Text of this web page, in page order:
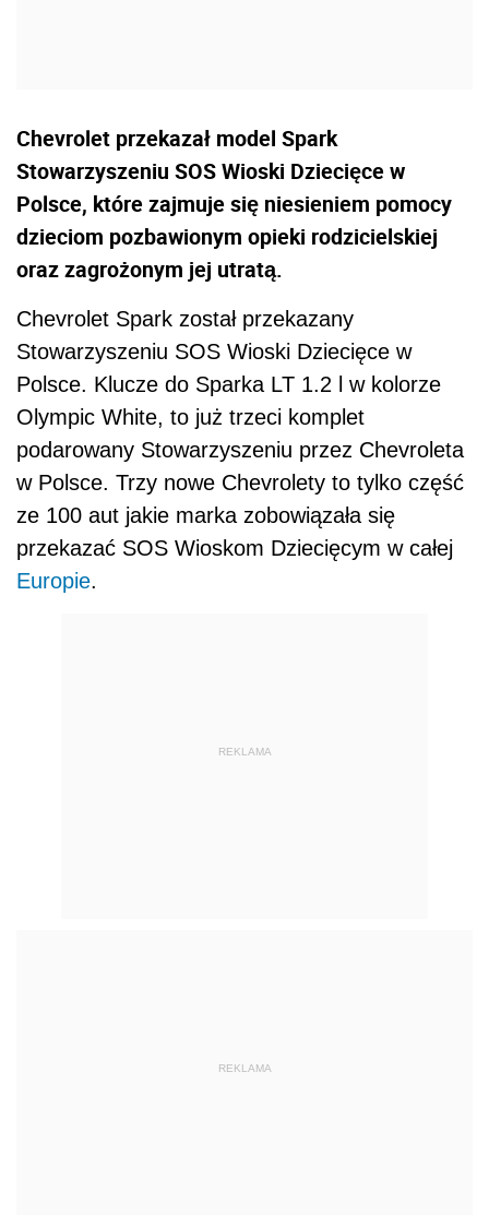
Chevrolet przekazał model Spark
Stowarzyszeniu SOS Wioski Dziecięce w
Polsce, które zajmuje się niesieniem pomocy
dzieciom pozbawionym opieki rodzicielskiej
oraz zagrożonym jej utratą.
Chevrolet Spark został przekazany
Stowarzyszeniu SOS Wioski Dziecięce w
Polsce. Klucze do Sparka LT 1.2 l w kolorze
Olympic White, to już trzeci komplet
podarowany Stowarzyszeniu przez Chevroleta
w Polsce. Trzy nowe Chevrolety to tylko część
ze 100 aut jakie marka zobowiązała się
przekazać SOS Wioskom Dziecięcym w całej
Europie.
REKLAMA
REKLAMA